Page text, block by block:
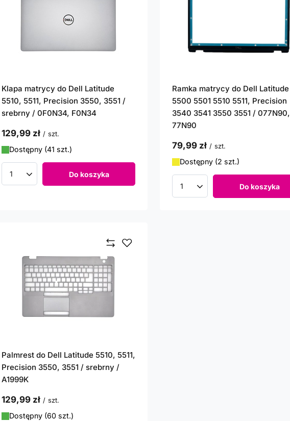
Klapa matrycy do Dell Latitude
5510, 5511, Precision 3550, 3551 /
srebrny / 0F0N34, F0N34
129,99 zł / szt.
Dostępny (41 szt.)
Ilość produktów Do koszyka
Ramka matrycy do Dell Latitude
5500 5501 5510 5511, Precision
3540 3541 3550 3551 / 077N90,
77N90
79,99 zł / szt.
Dostępny (2 szt.)
Ilość produktów Do koszyka
Palmrest do Dell Latitude 5510, 5511,
Precision 3550, 3551 / srebrny /
A1999K
129,99 zł / szt.
Dostępny (60 szt.)